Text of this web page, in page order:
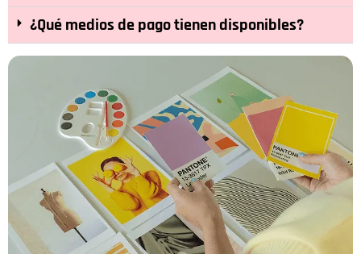
¿Qué medios de pago tienen disponibles?